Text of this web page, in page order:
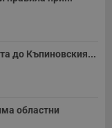
до Къпиновския...
областни